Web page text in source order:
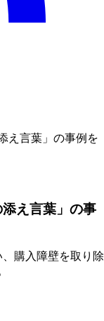
え言葉」の事例を
添え言葉」の事
購入障壁を取り除